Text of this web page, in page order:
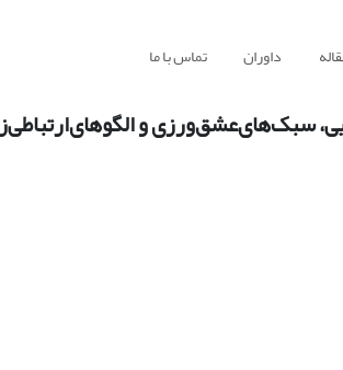
داوران تماس با ما
سبک‌های‌عشق‌ورزی و